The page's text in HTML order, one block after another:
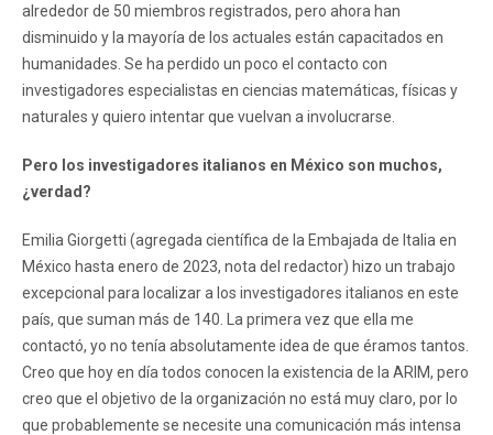
alrededor de 50 miembros registrados, pero ahora han
disminuido y la mayoría de los actuales están capacitados en
humanidades. Se ha perdido un poco el contacto con
investigadores especialistas en ciencias matemáticas, físicas y
naturales y quiero intentar que vuelvan a involucrarse.
Pero los investigadores italianos en México son muchos,
¿verdad?
Emilia Giorgetti (agregada científica de la Embajada de Italia en
México hasta enero de 2023, nota del redactor) hizo un trabajo
excepcional para localizar a los investigadores italianos en este
país, que suman más de 140. La primera vez que ella me
contactó, yo no tenía absolutamente idea de que éramos tantos.
Creo que hoy en día todos conocen la existencia de la ARIM, pero
creo que el objetivo de la organización no está muy claro, por lo
que probablemente se necesite una comunicación más intensa